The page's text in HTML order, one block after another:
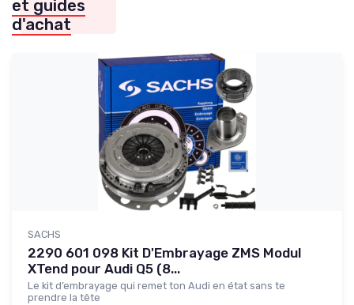
et guides
d'achat
SACHS
2290 601 098 Kit D'Embrayage ZMS Modul
XTend pour Audi Q5 (8...
Le kit d’embrayage qui remet ton Audi en état sans te
prendre la tête